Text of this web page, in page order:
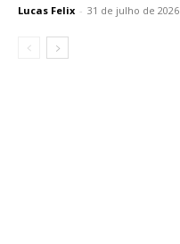
Lucas Felix - 31 de julho de 2026